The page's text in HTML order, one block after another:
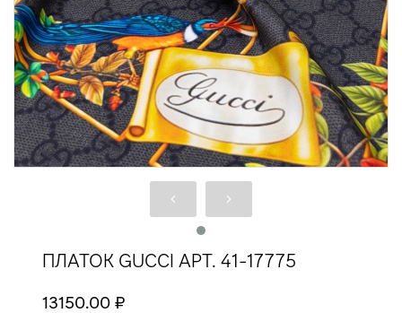
ПЛАТОК GUCCI АРТ. 41-17775
13150.00 ₽